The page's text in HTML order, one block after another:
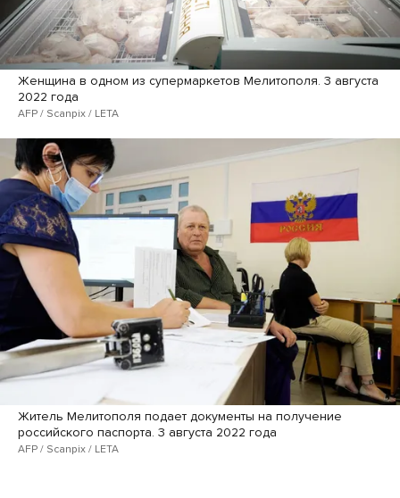
Женщина в одном из супермаркетов Мелитополя. 3 августа
2022 года
AFP / Scanpix / LETA
Житель Мелитополя подает документы на получение
российского паспорта. 3 августа 2022 года
AFP / Scanpix / LETA